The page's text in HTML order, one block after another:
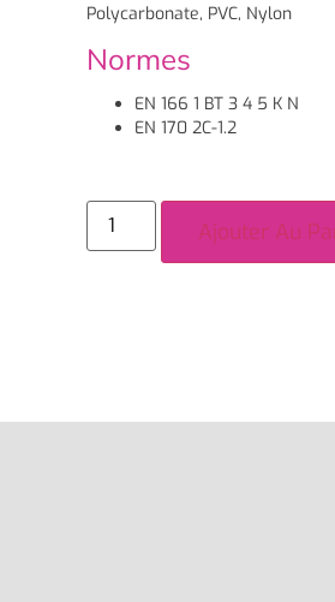
Polycarbonate, PVC, Nylon
Normes
EN 166 1 BT 3 4 5 K N
EN 170 2C-1.2
Ajouter Au